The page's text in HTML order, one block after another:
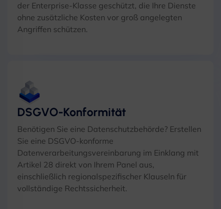
der Enterprise-Klasse geschützt, die Ihre Dienste
ohne zusätzliche Kosten vor groß angelegten
Angriffen schützen.
DSGVO-Konformität
Benötigen Sie eine Datenschutzbehörde? Erstellen
Sie eine DSGVO-konforme
Datenverarbeitungsvereinbarung im Einklang mit
Artikel 28 direkt von Ihrem Panel aus,
einschließlich regionalspezifischer Klauseln für
vollständige Rechtssicherheit.